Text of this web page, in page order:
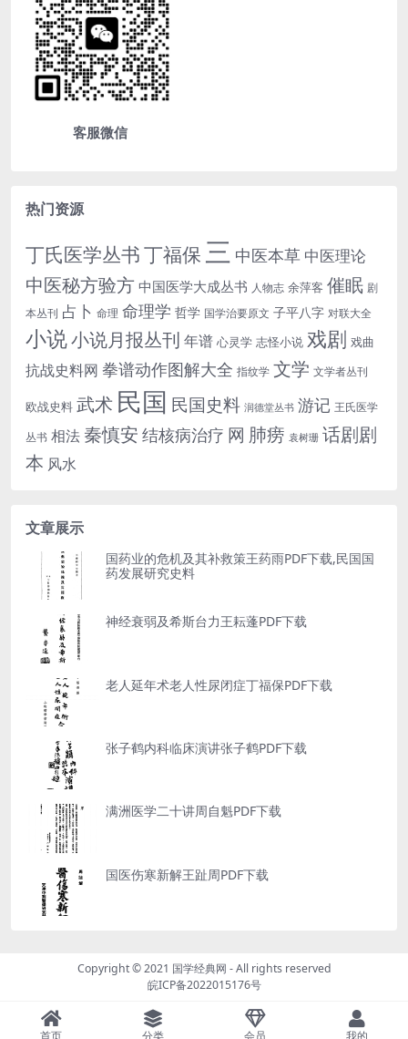
客服微信
热门资源
丁氏医学丛书丁福保 三 中医本草 中医理论
中医秘方验方 中国医学大成丛书 人物志 余萍客 催眠 剧
本丛刊 占卜 命理 命理学 哲学 国学治要原文 子平八字 对联大全
小说小说月报丛刊 年谱 心灵学 志怪小说 戏剧 戏曲
抗战史料网 拳谱动作图解大全 指纹学 文学 文学者丛刊
欧战史料 武术 民国 民国史料 润德堂丛书 游记 王氏医学
丛书 相法 秦慎安 结核病治疗 网 肺痨 袁树珊 话剧剧
本 风水
文章展示
国药业的危机及其补救策王药雨PDF下载,民国国
药发展研究史料
神经衰弱及希斯台力王耘蓬PDF下载
老人延年术老人性尿闭症丁福保PDF下载
张子鹤内科临床演讲张子鹤PDF下载
满洲医学二十讲周自魁PDF下载
国医伤寒新解王趾周PDF下载
Copyright © 2021 国学经典网 - All rights reserved
皖ICP备2022015176号
首页 分类 会员 我的